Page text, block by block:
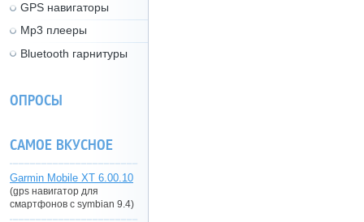
GPS навигаторы
Mp3 плееры
Bluetooth гарнитуры
ОПРОСЫ
САМОЕ ВКУСНОЕ
Garmin Mobile XT 6.00.10
(gps навигатор для
смартфонов с symbian 9.4)